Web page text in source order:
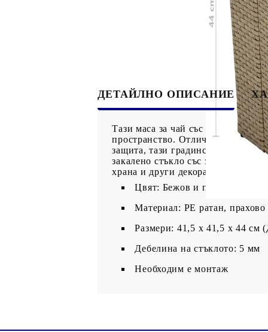
ДЕТАЙЛНО ОПИСАНИЕ
Тази маса за чай със здрав
пространство. Отличаваща се с
защита, тази градинска маса
закалено стъкло със здрава
храна и други декоративни
Цвят: Бежов и прозрачен
Материал: PE ратан,
Размери: 41,5 x 41,5 x 44
Дебелина на стъклото: 5 мм
Необходим е монтаж